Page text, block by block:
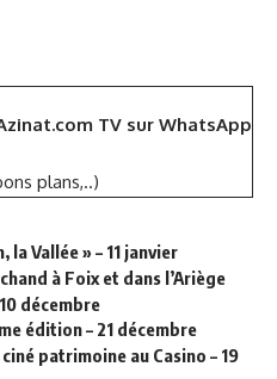
TV sur WhatsApp
plans,..)
la Vallée » – 11 janvier
à Foix et dans l’Ariège
décembre
édition – 21 décembre
patrimoine au Casino – 19